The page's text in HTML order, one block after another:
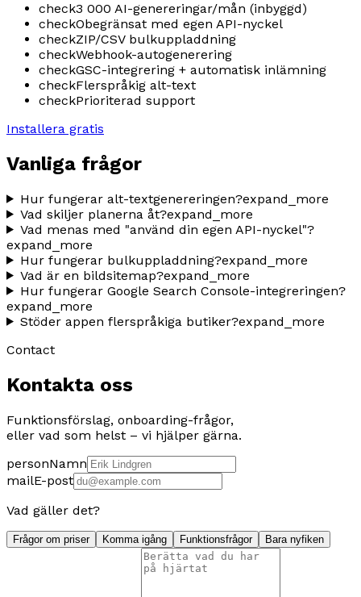
check3 000 AI-genereringar/mån (inbyggd)
checkObegränsat med egen API-nyckel
checkZIP/CSV bulkuppladdning
checkWebhook-autogenerering
checkGSC-integrering + automatisk inlämning
checkFlerspråkig alt-text
checkPrioriterad support
Installera gratis
Vanliga frågor
Hur fungerar alt-textgenereringen?expand_more
Vad skiljer planerna åt?expand_more
Vad menas med "använd din egen API-nyckel"?
expand_more
Hur fungerar bulkuppladdning?expand_more
Vad är en bildsitemap?expand_more
Hur fungerar Google Search Console-integreringen?
expand_more
Stöder appen flerspråkiga butiker?expand_more
Contact
Kontakta oss
Funktionsförslag, onboarding-frågor,
eller vad som helst – vi hjälper gärna.
personNamn
mailE-post
Vad gäller det?
Frågor om priser Komma igång Funktionsfrågor Bara nyfiken